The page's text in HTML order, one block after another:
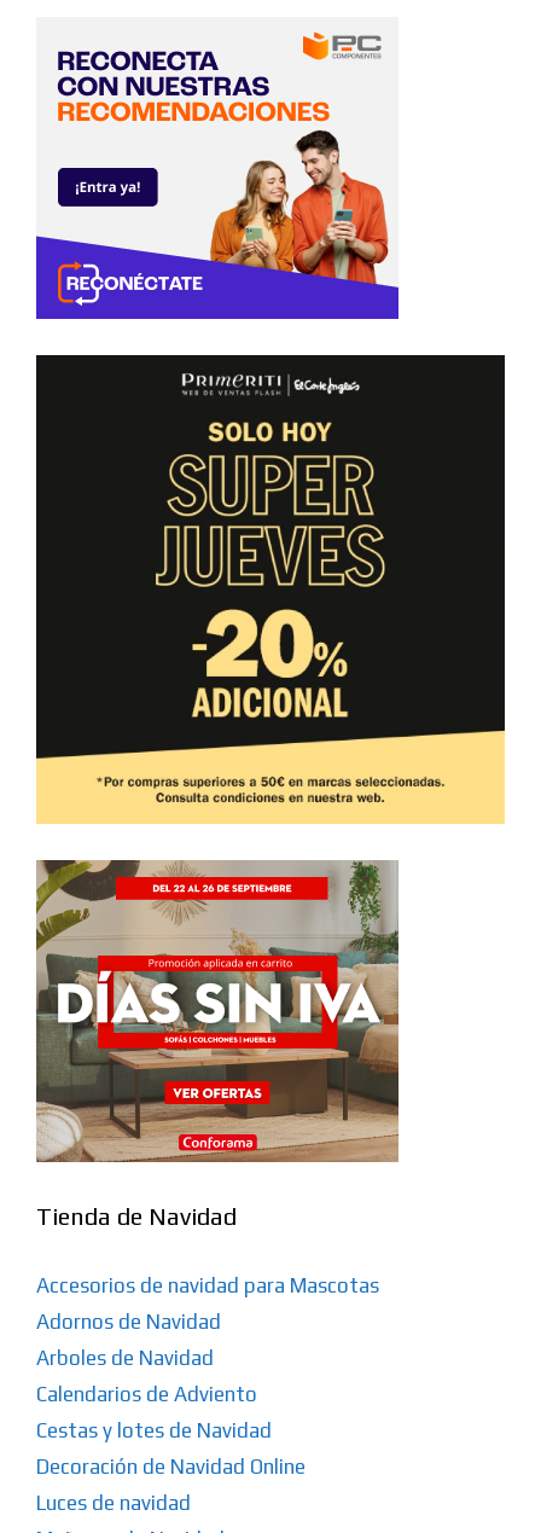
Tienda de Navidad
Accesorios de navidad para Mascotas
Adornos de Navidad
Arboles de Navidad
Calendarios de Adviento
Cestas y lotes de Navidad
Decoración de Navidad Online
Luces de navidad